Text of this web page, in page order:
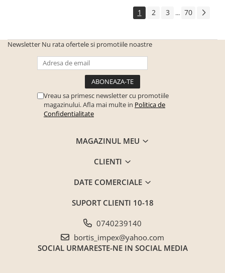
Storcatoare
Saltele ,Perne,Topper
Paturi tapitate , Canapele si Coltare
Coltare/canapele in L
Paturi tapitate dormitor
Jaluzele verticale la comanda
Produse cu livrare in 24H
Mobilier clasic/rustic/vintage
Paturi tapitate dormitor
1 2 3 ... 70
Newsletter Nu rata ofertele si promotiile noastre
Vreau sa primesc newsletter cu promotiile
magazinului. Afla mai multe in Politica de
Confidentialitate
MAGAZINUL MEU
CLIENTI
DATE COMERCIALE
SUPORT CLIENTI 10-18
0740239140
bortis_impex@yahoo.com
SOCIAL URMARESTE-NE IN SOCIAL MEDIA